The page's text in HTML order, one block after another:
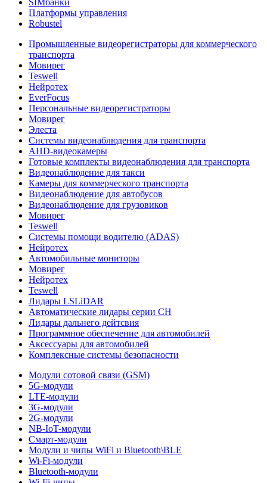
SIMбанки
Платформы управления
Robustel
Промышленные видеорегистраторы для коммерческого
транспорта
Мовирег
Teswell
Нейротех
EverFocus
Персональные видеорегистраторы
Мовирег
Элеста
Системы видеонаблюдения для транспорта
AHD-видеокамеры
Готовые комплекты видеонаблюдения для транспорта
Видеонаблюдение для такси
Камеры для коммерческого транспорта
Видеонаблюдение для автобусов
Видеонаблюдение для грузовиков
Мовирег
Teswell
Системы помощи водителю (ADAS)
Нейротех
Автомобильные мониторы
Мовирег
Нейротех
Teswell
Лидары LSLiDAR
Автоматические лидары серии CH
Лидары дальнего дейтсвия
Программное обеспечение для автомобилей
Аксессуары для автомобилей
Комплексные системы безопасности
Модули сотовой связи (GSM)
5G-модули
LTE-модули
3G-модули
2G-модули
NB-IoT-модули
Смарт-модули
Модули и чипы WiFi и Bluetooth\BLE
Wi-Fi-модули
Bluetooth-модули